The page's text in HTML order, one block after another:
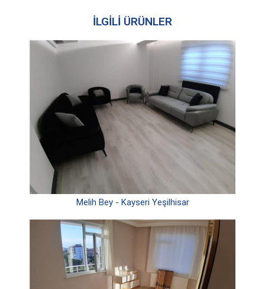
İLGİLİ ÜRÜNLER
Melih Bey - Kayseri Yeşilhisar